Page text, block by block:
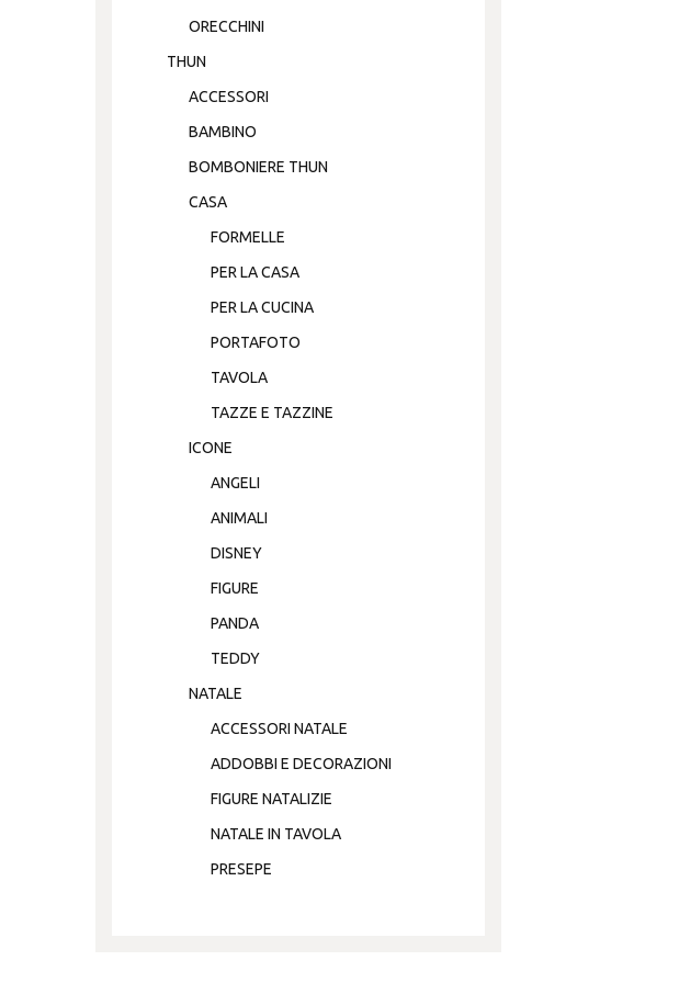
ORECCHINI
THUN
ACCESSORI
BAMBINO
BOMBONIERE THUN
CASA
FORMELLE
PER LA CASA
PER LA CUCINA
PORTAFOTO
TAVOLA
TAZZE E TAZZINE
ICONE
ANGELI
ANIMALI
DISNEY
FIGURE
PANDA
TEDDY
NATALE
ACCESSORI NATALE
ADDOBBI E DECORAZIONI
FIGURE NATALIZIE
NATALE IN TAVOLA
PRESEPE